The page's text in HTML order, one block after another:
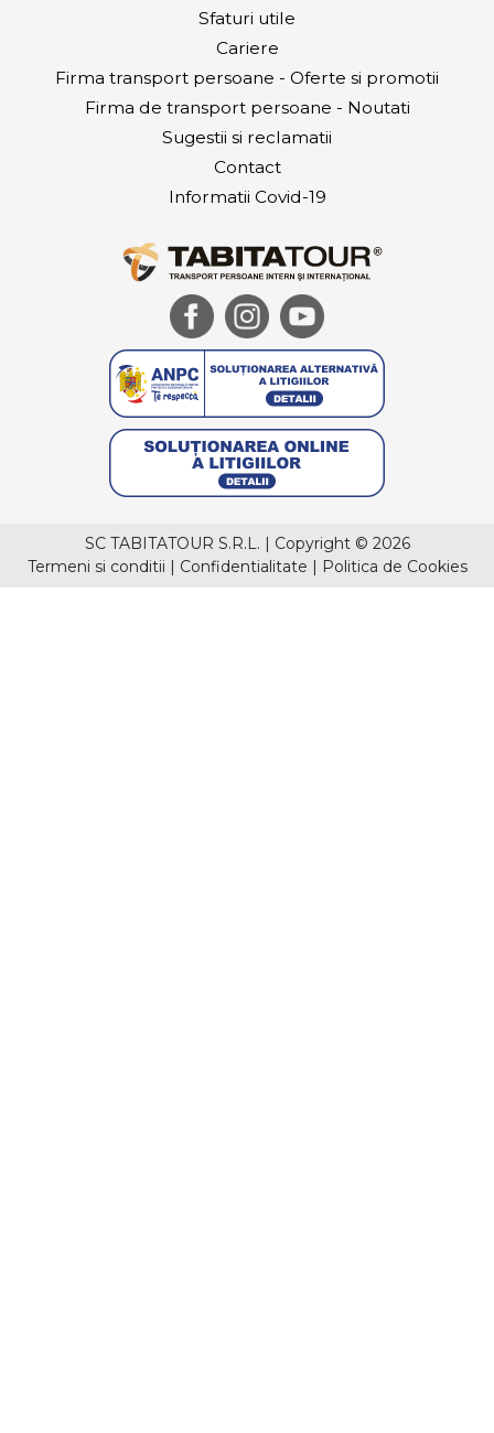
Sfaturi utile
Cariere
Firma transport persoane - Oferte si promotii
Firma de transport persoane - Noutati
Sugestii si reclamatii
Contact
Informatii Covid-19
SC TABITATOUR S.R.L. | Copyright © 2026
Termeni si conditii | Confidentialitate | Politica de Cookies